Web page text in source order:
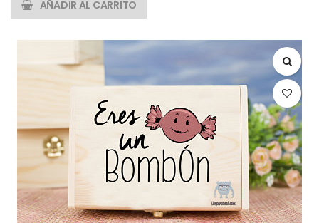
AÑADIR AL CARRITO